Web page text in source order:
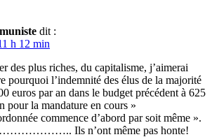
dit :
h 12 min
des plus riches, du capitalisme, j’aimerai
pourquoi l’indemnité des élus de la majorité
euros par an dans le budget précédent à 625
pour la mandature en cours »
commence d’abord par soit même ».
Ils n’ont même pas honte!